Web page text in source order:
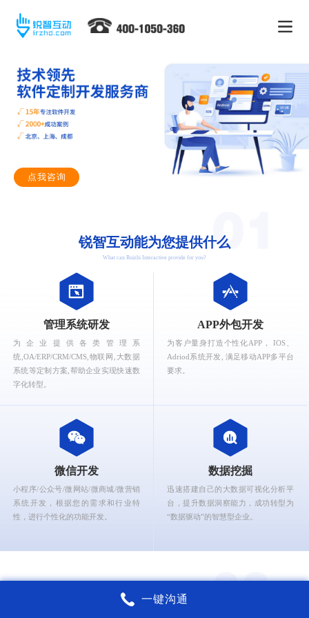
点我咨询
锐智互动能为您提供什么
What can Ruizhi Interactive provide for you?
管理系统研发
为企业提供各类管理系
统,OA/ERP/CRM/CMS,物联网,大数据
系统等定制方案,帮助企业实现快速数
字化转型。
APP外包开发
为客户量身打造个性化APP， IOS、
Adriod系统开发, 满足移动APP多平台
要求。
微信开发
小程序/公众号/微网站/微商城/微营销
系统开发，根据您的需求和行业特
性，进行个性化的功能开发。
数据挖掘
迅速搭建自己的大数据可视化分析平
台，提升数据洞察能力，成功转型为
“数据驱动”的智慧型企业。
锐智互动核心能力
一键沟通